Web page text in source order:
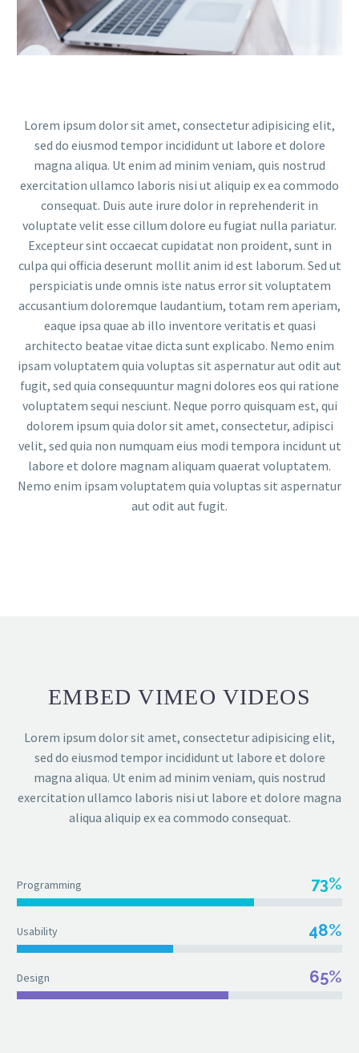
Lorem ipsum dolor sit amet, consectetur adipisicing elit,
sed do eiusmod tempor incididunt ut labore et dolore
magna aliqua. Ut enim ad minim veniam, quis nostrud
exercitation ullamco laboris nisi ut aliquip ex ea commodo
consequat. Duis aute irure dolor in reprehenderit in
voluptate velit esse cillum dolore eu fugiat nulla pariatur.
Excepteur sint occaecat cupidatat non proident, sunt in
culpa qui officia deserunt mollit anim id est laborum. Sed ut
perspiciatis unde omnis iste natus error sit voluptatem
accusantium doloremque laudantium, totam rem aperiam,
eaque ipsa quae ab illo inventore veritatis et quasi
architecto beatae vitae dicta sunt explicabo. Nemo enim
ipsam voluptatem quia voluptas sit aspernatur aut odit aut
fugit, sed quia consequuntur magni dolores eos qui ratione
voluptatem sequi nesciunt. Neque porro quisquam est, qui
dolorem ipsum quia dolor sit amet, consectetur, adipisci
velit, sed quia non numquam eius modi tempora incidunt ut
labore et dolore magnam aliquam quaerat voluptatem.
Nemo enim ipsam voluptatem quia voluptas sit aspernatur
aut odit aut fugit.
EMBED VIMEO VIDEOS
Lorem ipsum dolor sit amet, consectetur adipisicing elit,
sed do eiusmod tempor incididunt ut labore et dolore
magna aliqua. Ut enim ad minim veniam, quis nostrud
exercitation ullamco laboris nisi ut labore et dolore magna
aliqua aliquip ex ea commodo consequat.
Programming 73%
Usability 48%
Design 65%